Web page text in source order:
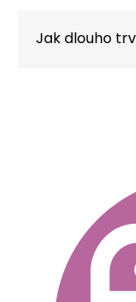
doba), popis
pravidelná
Jak dlouho